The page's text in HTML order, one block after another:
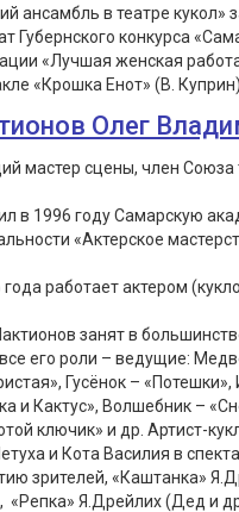
ансамбль в театре кукол»
Губернского конкурса
«Лучшая женская
«Крошка Енот» (В.
Олег
мастер сцены, член Союза
в 1996 году Самарскую
«Актерское
работает актером
занят в
его роли – ведущие:
Гусёнок –
и Кактус», Волшебник –
ключик» и др. Артист-
и Кота Василия в
зрителей, «Каштанка»
Я.Дрейлих (Дед и